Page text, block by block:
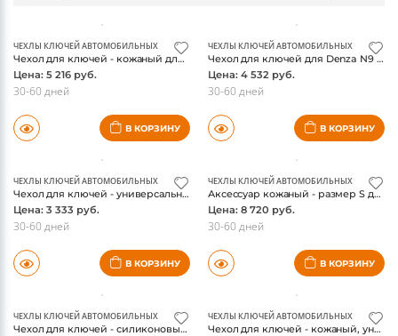
ЧЕХЛЫ КЛЮЧЕЙ АВТОМОБИЛЬНЫХ
Чехол для ключей - кожаный для Denza N9 (2024-)
Цена: 5 216 руб.
30-60 дней
В КОРЗИНУ
ЧЕХЛЫ КЛЮЧЕЙ АВТОМОБИЛЬНЫХ
Чехол для ключей для Denza N9 (2024-)
Цена: 4 532 руб.
30-60 дней
В КОРЗИНУ
ЧЕХЛЫ КЛЮЧЕЙ АВТОМОБИЛЬНЫХ
Чехол для ключей - универсальный для Denza N9 (2024-)
Цена: 3 333 руб.
30-60 дней
В КОРЗИНУ
ЧЕХЛЫ КЛЮЧЕЙ АВТОМОБИЛЬНЫХ
Аксессуар кожаный - размер S для Denza N9 (2024-)
Цена: 8 720 руб.
30-60 дней
В КОРЗИНУ
ЧЕХЛЫ КЛЮЧЕЙ АВТОМОБИЛЬНЫХ
Чехол для ключей - силиконовый для Denza N9 (2024-)
ЧЕХЛЫ КЛЮЧЕЙ АВТОМОБИЛЬНЫХ
Чехол для ключей - кожаный, универсальный для Denza N9 (2024-)